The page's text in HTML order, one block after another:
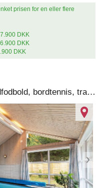
prisen for en eller flere
DKK
DKK
DKK
Poolhus Marielyst med bordfodbold, bordtennis, trampolin mm.